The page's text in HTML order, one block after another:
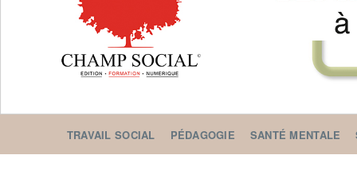
TRAVAIL SOCIAL PÉDAGOGIE SANTÉ MENTALE